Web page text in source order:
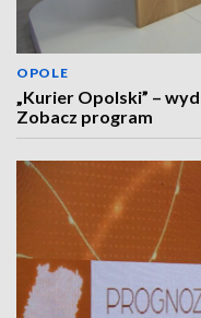
OPOLE
„Kurier Opolski” –
Zobacz program